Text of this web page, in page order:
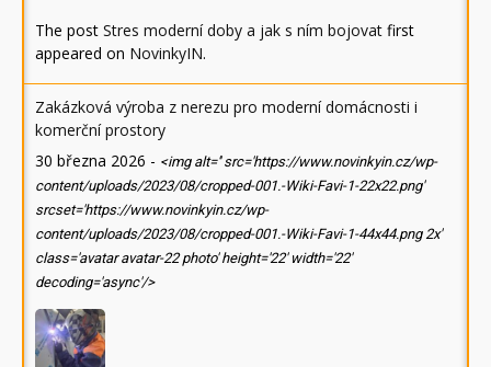
The post Stres moderní doby a jak s ním bojovat first
appeared on NovinkyIN.
Zakázková výroba z nerezu pro moderní domácnosti i
komerční prostory
30 března 2026 - <img alt='' src='https://www.novinkyin.cz/wp-
content/uploads/2023/08/cropped-001.-Wiki-Favi-1-22x22.png'
srcset='https://www.novinkyin.cz/wp-
content/uploads/2023/08/cropped-001.-Wiki-Favi-1-44x44.png 2x'
class='avatar avatar-22 photo' height='22' width='22'
decoding='async'/>